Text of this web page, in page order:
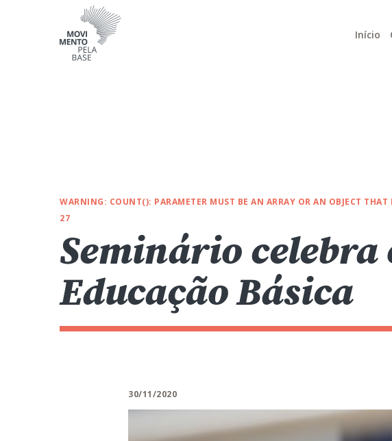
Início
WARNING: COUNT(): PARAMETER MUST BE AN ARRAY OR AN OBJECT
27
Seminário celebra
Educação Básica
30/11/2020